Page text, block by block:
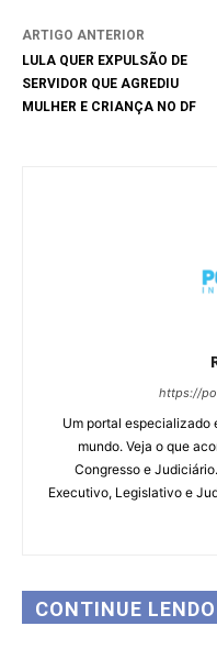
ARTIGO ANTERIOR
LULA QUER EXPULSÃO DE
SERVIDOR QUE AGREDIU
MULHER E CRIANÇA NO DF
https://
Um portal especializado
mundo. Veja o que
Congresso e
Executivo, Legislativo e
CONTINUE LENDO